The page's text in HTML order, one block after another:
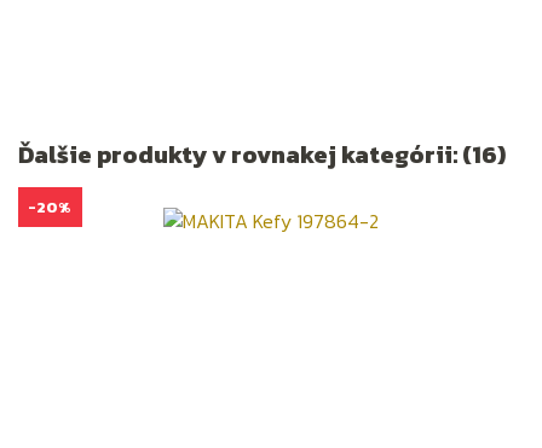
Ďalšie produkty v rovnakej kategórii: (16)
-20%